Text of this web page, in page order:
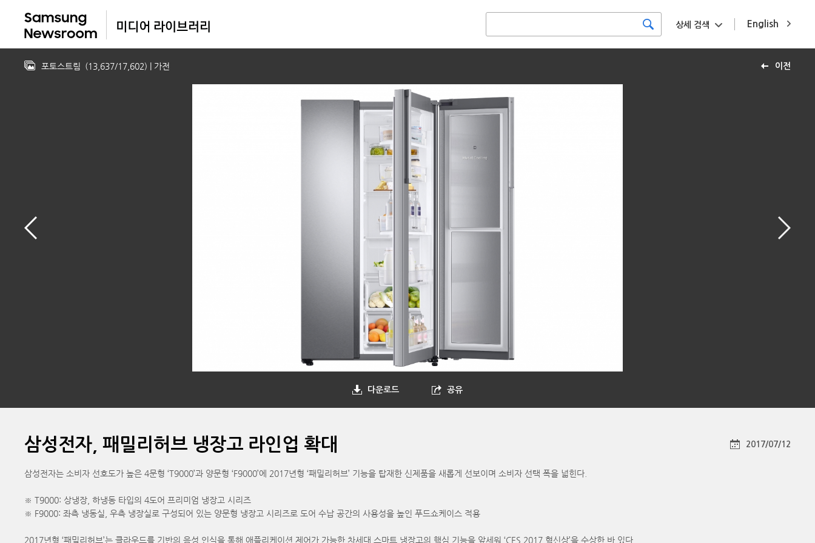
English
상세 검색
이전
포토스트림 (13,637/17,602) | 가전
다운로드 공유
삼성전자, 패밀리허브 냉장고 라인업 확대 2017/07/12
삼성전자는 소비자 선호도가 높은 4문형 ‘T9000’과 양문형 ‘F9000’에 2017년형 ‘패밀리허브’ 기능을 탑재한 신제품을 새롭게 선보이며 소비자 선택 폭을 넓힌다.
※ T9000: 상냉장, 하냉동 타입의 4도어 프리미엄 냉장고 시리즈
※ F9000: 좌측 냉동실, 우측 냉장실로 구성되어 있는 양문형 냉장고 시리즈로 도어 수납 공간의 사용성을 높인 푸드쇼케이스 적용
2017년형 ‘패밀리허브’는 클라우드를 기반의 음성 인식을 통해 애플리케이션 제어가 가능한 차세대 스마트 냉장고의 핵심 기능을 앞세워 ‘CES 2017 혁신상’을 수상한 바 있다.